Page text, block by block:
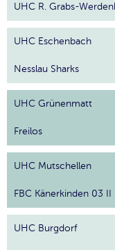
UHC Eschenbach
Nesslau Sharks
UHC Grünenmatt
Freilos
UHC Mutschellen
FBC Känerkinden 03 II
UHC Burgdorf